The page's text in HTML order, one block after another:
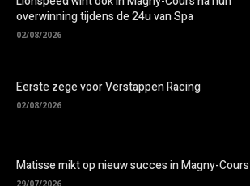
overwinning tijdens de 24u van Spa
02/08/2026
Eerste zege voor Verstappen Racing
02/08/2026
Matisse mikt op nieuw succes in Magny-Cours